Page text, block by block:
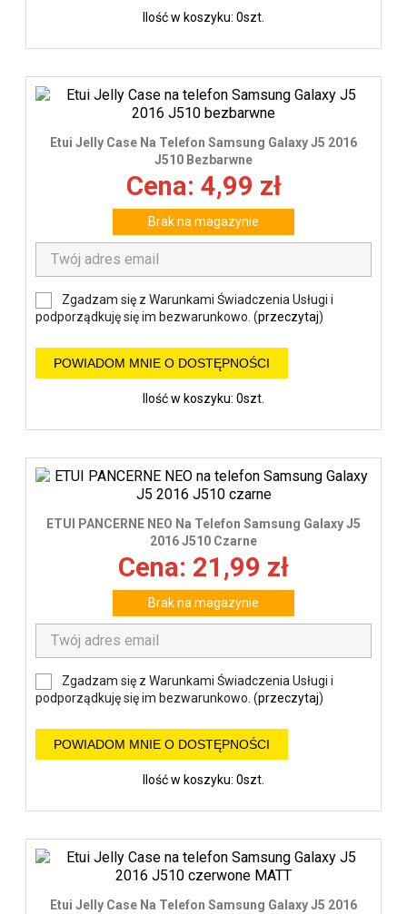
Ilość w koszyku: 0szt.
Etui Jelly Case Na Telefon Samsung Galaxy J5 2016
J510 Bezbarwne
Cena: 4,99 zł
Brak na magazynie
Zgadzam się z Warunkami Świadczenia Usługi i
podporządkuję się im bezwarunkowo. (przeczytaj)
POWIADOM MNIE O DOSTĘPNOŚCI
Ilość w koszyku: 0szt.
ETUI PANCERNE NEO Na Telefon Samsung Galaxy J5
2016 J510 Czarne
Cena: 21,99 zł
Brak na magazynie
Zgadzam się z Warunkami Świadczenia Usługi i
podporządkuję się im bezwarunkowo. (przeczytaj)
POWIADOM MNIE O DOSTĘPNOŚCI
Ilość w koszyku: 0szt.
Etui Jelly Case Na Telefon Samsung Galaxy J5 2016